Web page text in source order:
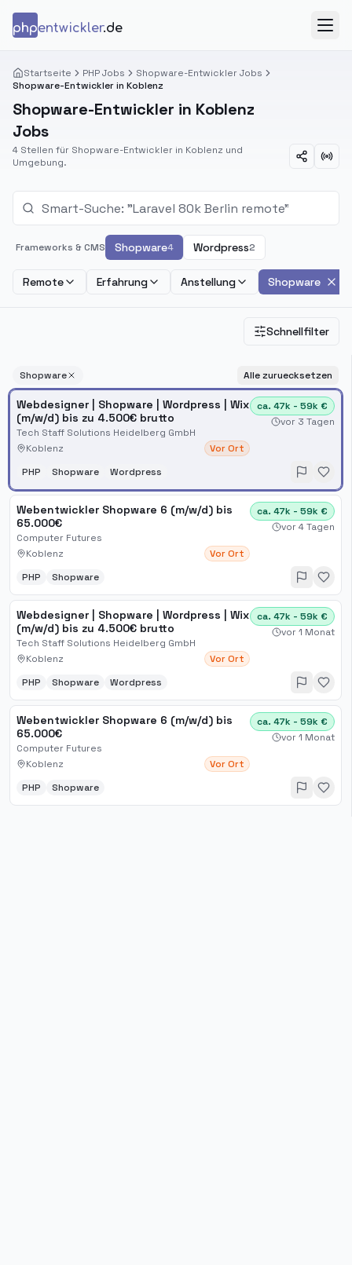
phpentwickler.de
Startseite PHP Jobs
Shopware-Entwickler Jobs
Shopware-Entwickler in Koblenz
Shopware-Entwickler in Koblenz
Jobs
4 Stellen für Shopware-Entwickler in Koblenz und
Umgebung.
Frameworks & CMS Shopware4 Wordpress2
Remote Erfahrung Anstellung Shopware
Schnellfilter
Shopware Alle zuruecksetzen
Webdesigner | Shopware | Wordpress | Wix
(m/w/d) bis zu 4.500€ brutto
Tech Staff Solutions Heidelberg GmbH
Koblenz
Vor Ort
ca. 47k - 59k €
vor 3 Tagen
PHP Shopware Wordpress
Webentwickler Shopware 6 (m/w/d) bis
65.000€
Computer Futures
Koblenz
Vor Ort
ca. 47k - 59k €
vor 4 Tagen
PHP Shopware
Webdesigner | Shopware | Wordpress | Wix
(m/w/d) bis zu 4.500€ brutto
Tech Staff Solutions Heidelberg GmbH
Koblenz
Vor Ort
ca. 47k - 59k €
vor 1 Monat
PHP Shopware Wordpress
Webentwickler Shopware 6 (m/w/d) bis
65.000€
Computer Futures
Koblenz
Vor Ort
ca. 47k - 59k €
vor 1 Monat
PHP Shopware